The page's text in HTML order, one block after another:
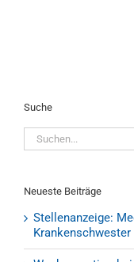
Suche
Suche
nach:
Neueste Beiträge
Stellenanzeige: